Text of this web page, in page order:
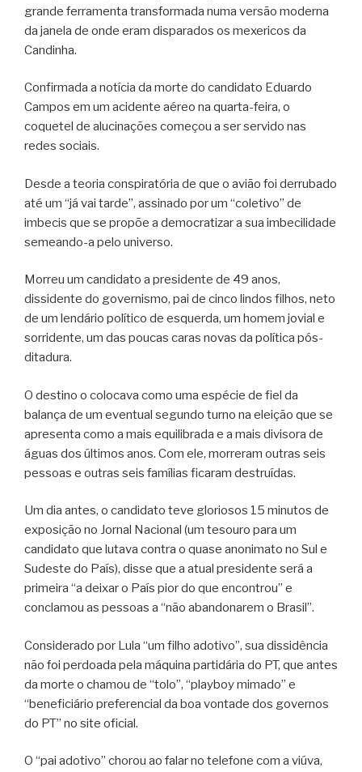
grande ferramenta transformada numa versão moderna
da janela de onde eram disparados os mexericos da
Candinha.
Confirmada a notícia da morte do candidato Eduardo
Campos em um acidente aéreo na quarta-feira, o
coquetel de alucinações começou a ser servido nas
redes sociais.
Desde a teoria conspiratória de que o avião foi derrubado
até um “já vai tarde”, assinado por um “coletivo” de
imbecis que se propõe a democratizar a sua imbecilidade
semeando-a pelo universo.
Morreu um candidato a presidente de 49 anos,
dissidente do governismo, pai de cinco lindos filhos, neto
de um lendário político de esquerda, um homem jovial e
sorridente, um das poucas caras novas da política pós-
ditadura.
O destino o colocava como uma espécie de fiel da
balança de um eventual segundo turno na eleição que se
apresenta como a mais equilibrada e a mais divisora de
águas dos últimos anos. Com ele, morreram outras seis
pessoas e outras seis famílias ficaram destruídas.
Um dia antes, o candidato teve gloriosos 15 minutos de
exposição no Jornal Nacional (um tesouro para um
candidato que lutava contra o quase anonimato no Sul e
Sudeste do País), disse que a atual presidente será a
primeira “a deixar o País pior do que encontrou” e
conclamou as pessoas a “não abandonarem o Brasil”.
Considerado por Lula “um filho adotivo”, sua dissidência
não foi perdoada pela máquina partidária do PT, que antes
da morte o chamou de “tolo”, “playboy mimado” e
“beneficiário preferencial da boa vontade dos governos
do PT” no site oficial.
O “pai adotivo” chorou ao falar no telefone com a viúva,